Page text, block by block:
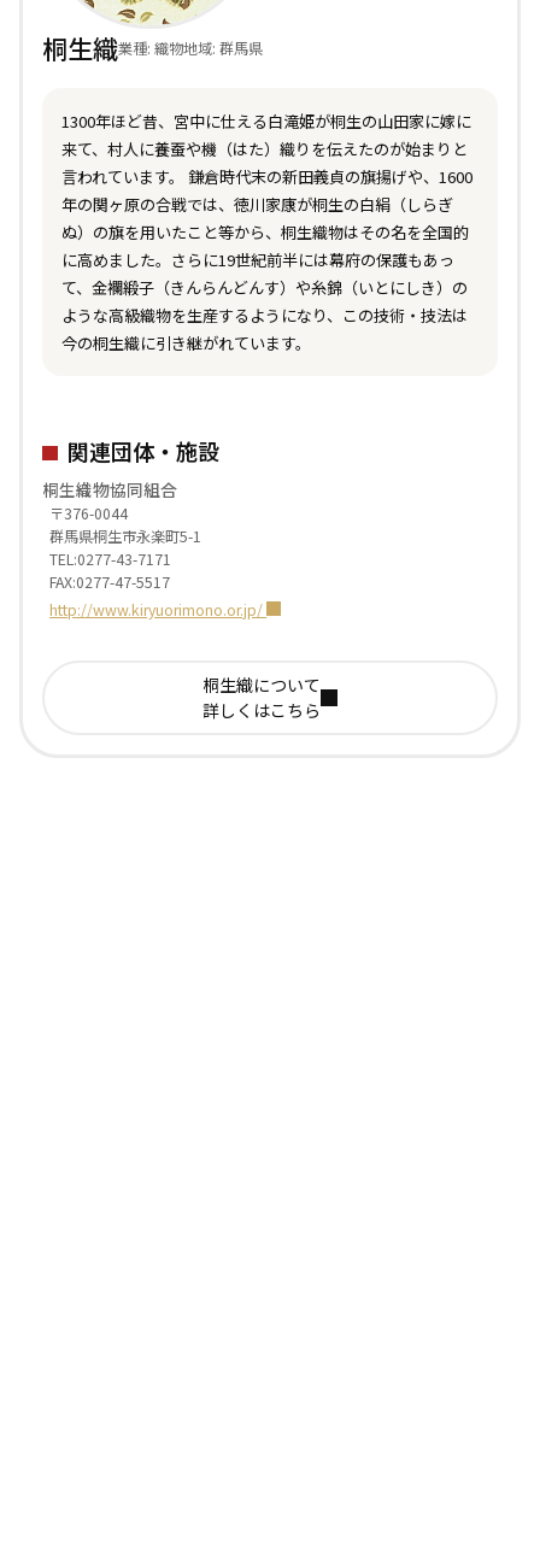
桐生織業種: 織物地域: 群馬県
1300年ほど昔、宮中に仕える白滝姫が桐生の山田家に嫁に
来て、村人に養蚕や機（はた）織りを伝えたのが始まりと
言われています。 鎌倉時代末の新田義貞の旗揚げや、1600
年の関ヶ原の合戦では、徳川家康が桐生の白絹（しらぎ
ぬ）の旗を用いたこと等から、桐生織物はその名を全国的
に高めました。さらに19世紀前半には幕府の保護もあっ
て、金襴緞子（きんらんどんす）や糸錦（いとにしき）の
ような高級織物を生産するようになり、この技術・技法は
今の桐生織に引き継がれています。
関連団体・施設
桐生織物協同組合
〒376-0044
群馬県桐生市永楽町5-1
TEL:0277-43-7171
FAX:0277-47-5517
http://www.kiryuorimono.or.jp/
桐生織について
詳しくはこちら